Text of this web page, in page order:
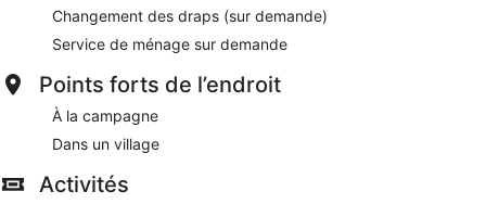
Changement des draps (sur demande)
Service de ménage sur demande
Points forts de l’endroit
À la campagne
Dans un village
Activités